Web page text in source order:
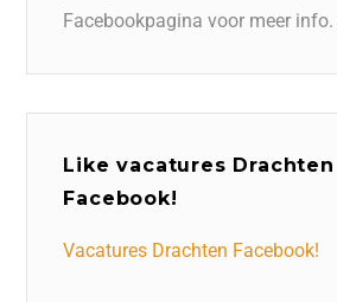
Facebookpagina voor meer info.
Like vacatures
Facebook!
Vacatures Drachten Facebook!